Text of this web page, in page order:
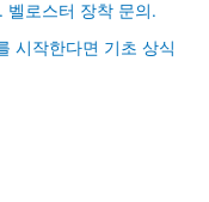
로스터 장착 문의.
시작한다면 기초 상식